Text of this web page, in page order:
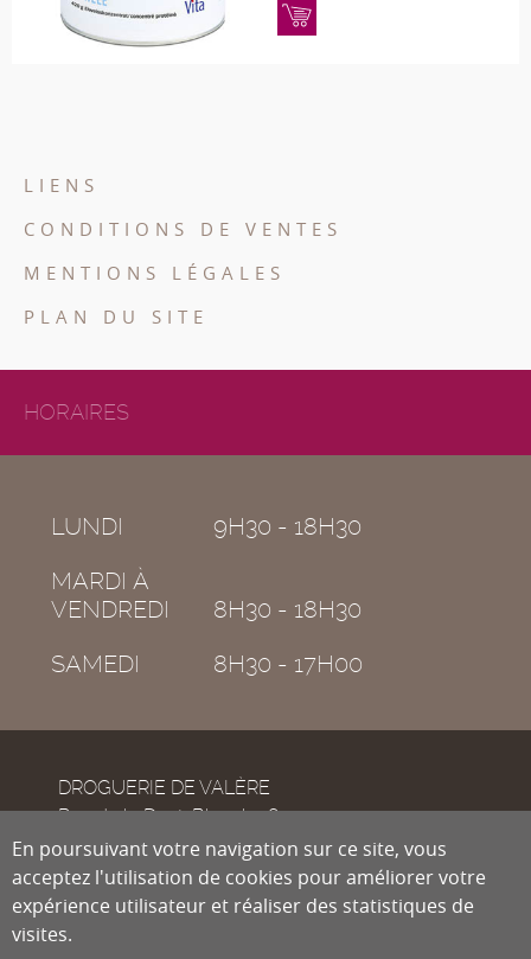
LIENS
CONDITIONS DE VENTES
MENTIONS LÉGALES
PLAN DU SITE
HORAIRES
LUNDI
9H30 - 18H30
MARDI À
VENDREDI
8H30 - 18H30
SAMEDI
8H30 - 17H00
DROGUERIE DE VALÈRE
Rue de la Dent-Blanche 8
CH-1950
Sion
Tél.
En poursuivant votre navigation sur ce site, vous
acceptez l'utilisation de cookies pour améliorer votre
expérience utilisateur et réaliser des statistiques de
visites.